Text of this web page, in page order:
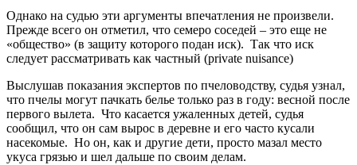
Однако на судью эти аргументы впечатления не произвели.
Прежде всего он отметил, что семеро соседей – это еще не
«общество» (в защиту которого подан иск). Так что иск
следует рассматривать как частный (private nuisance)
Выслушав показания экспертов по пчеловодству, судья узнал,
что пчелы могут пачкать белье только раз в году: весной после
первого вылета. Что касается ужаленных детей, судья
сообщил, что он сам вырос в деревне и его часто кусали
насекомые. Но он, как и другие дети, просто мазал место
укуса грязью и шел дальше по своим делам.